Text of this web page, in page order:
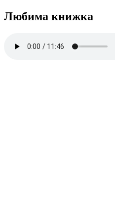
Любима книжка